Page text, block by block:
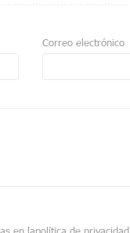
Correo electrónico